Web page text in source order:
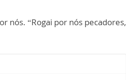
nós. “Rogai por nós pecadores,